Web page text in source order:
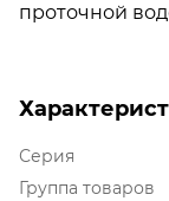
проточной
Серия
Группа товаров